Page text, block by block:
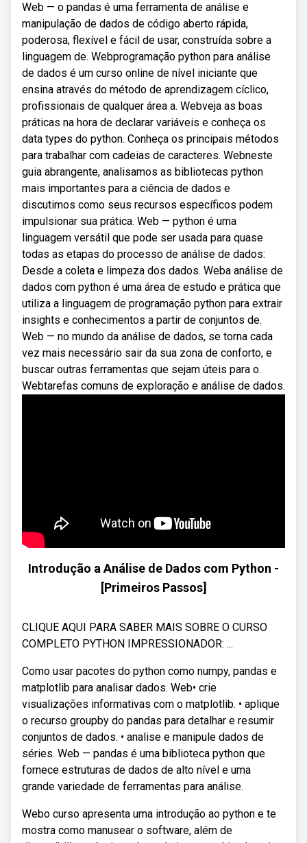
Web — o pandas é uma ferramenta de análise e
manipulação de dados de código aberto rápida,
poderosa, flexível e fácil de usar, construída sobre a
linguagem de. Webprogramação python para análise
de dados é um curso online de nível iniciante que
ensina através do método de aprendizagem cíclico,
profissionais de qualquer área a. Webveja as boas
práticas na hora de declarar variáveis e conheça os
data types do python. Conheça os principais métodos
para trabalhar com cadeias de caracteres. Webneste
guia abrangente, analisamos as bibliotecas python
mais importantes para a ciência de dados e
discutimos como seus recursos específicos podem
impulsionar sua prática. Web — python é uma
linguagem versátil que pode ser usada para quase
todas as etapas do processo de análise de dados:
Desde a coleta e limpeza dos dados. Weba análise de
dados com python é uma área de estudo e prática que
utiliza a linguagem de programação python para extrair
insights e conhecimentos a partir de conjuntos de.
Web — no mundo da análise de dados, se torna cada
vez mais necessário sair da sua zona de conforto, e
buscar outras ferramentas que sejam úteis para o.
Webtarefas comuns de exploração e análise de dados.
Introdução a Análise de Dados com Python -
[Primeiros Passos]
CLIQUE AQUI PARA SABER MAIS SOBRE O CURSO
COMPLETO PYTHON IMPRESSIONADOR: ...
Como usar pacotes do python como numpy, pandas e
matplotlib para analisar dados. Web• crie
visualizações informativas com o matplotlib. • aplique
o recurso groupby do pandas para detalhar e resumir
conjuntos de dados. • analise e manipule dados de
séries. Web — pandas é uma biblioteca python que
fornece estruturas de dados de alto nível e uma
grande variedade de ferramentas para análise.
Webo curso apresenta uma introdução ao python e te
mostra como manusear o software, além de